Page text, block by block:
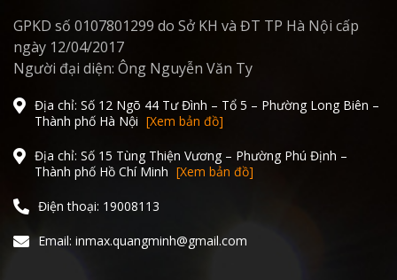
GPKD số 0107801299 do Sở KH và ĐT TP Hà Nội cấp
ngày 12/04/2017
Người đại diện: Ông Nguyễn Văn Ty
Địa chỉ: Số 12 Ngõ 44 Tư Đình – Tổ 5 – Phường Long Biên –
Thành phố Hà Nội [Xem bản đồ]
Địa chỉ: Số 15 Tùng Thiện Vương – Phường Phú Định –
Thành phố Hồ Chí Minh [Xem bản đồ]
Điện thoại: 19008113
Email: inmax.quangminh@gmail.com